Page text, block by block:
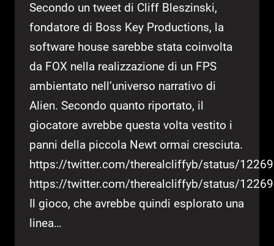
Secondo un tweet di Cliff Bleszinski,
fondatore di Boss Key Productions, la
software house sarebbe stata coinvolta
da FOX nella realizzazione di un FPS
ambientato nell’universo narrativo di
Alien. Secondo quanto riportato, il
giocatore avrebbe questa volta vestito i
panni della piccola Newt ormai cresciuta.
https://twitter.com/therealcliffyb/status/
https://twitter.com/therealcliffyb/status/
Il gioco, che avrebbe quindi esplorato una
linea…